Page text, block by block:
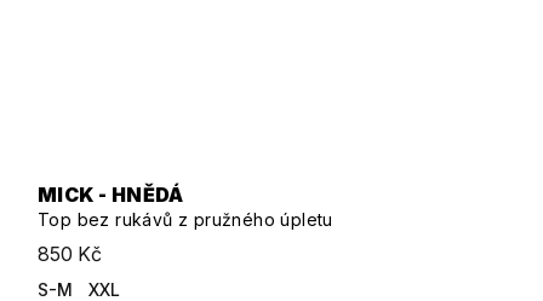
MICK - HNĚDÁ
Top bez rukávů z pružného úpletu
850 Kč
S-M
XXL